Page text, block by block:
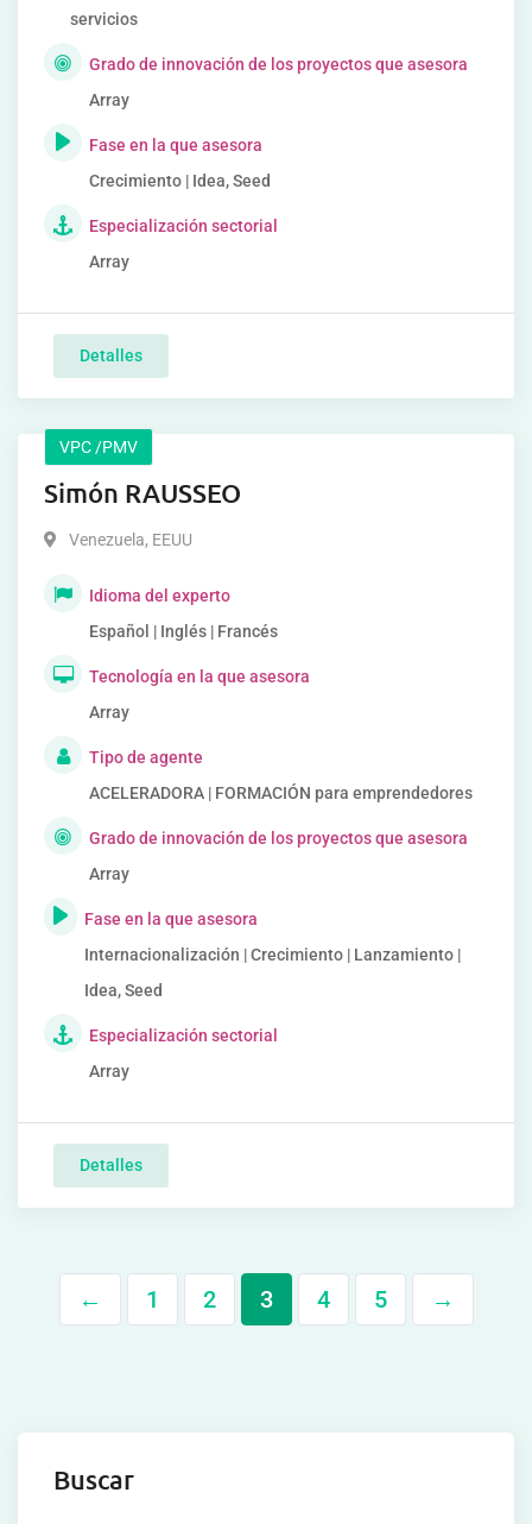
servicios
Grado de innovación de los proyectos que asesora
Array
Fase en la que asesora
Crecimiento | Idea, Seed
Especialización sectorial
Array
Detalles
VPC /PMV
Simón RAUSSEO
Venezuela, EEUU
Idioma del experto
Español | Inglés | Francés
Tecnología en la que asesora
Array
Tipo de agente
ACELERADORA | FORMACIÓN para emprendedores
Grado de innovación de los proyectos que asesora
Array
Fase en la que asesora
Internacionalización | Crecimiento | Lanzamiento |
Idea, Seed
Especialización sectorial
Array
Detalles
← 1 2 3 4 5 →
Buscar